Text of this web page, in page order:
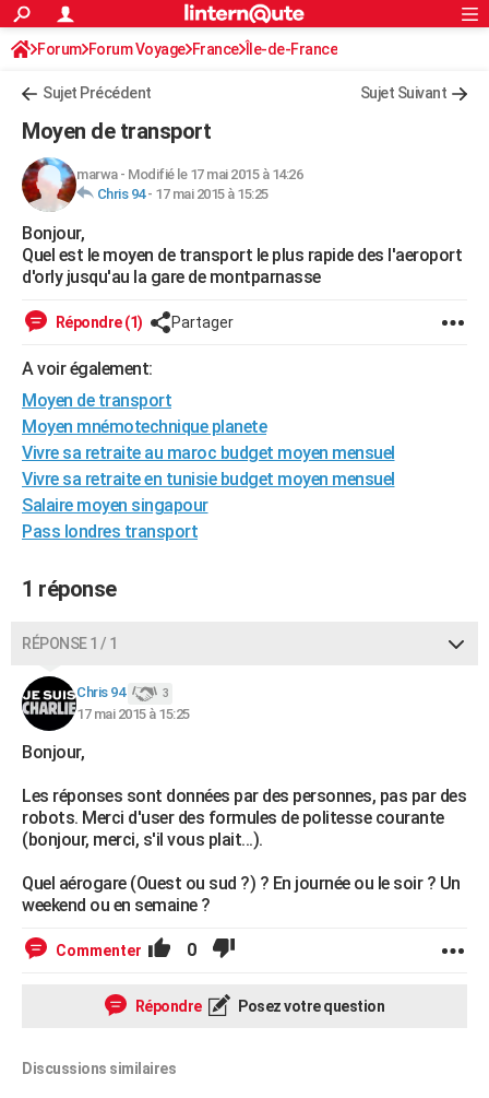
ACTUALITÉS
Politique
Société
Faits Divers
Education
Monde
Villes
+
FINANCE
Retraite
Impôts
Epargne
Immobilier
Risques naturels par ville
Banque
Assurance
Crédit
AUTO
Essais
Réserver un essai
Citadines
Berlines
SUV
Forum auto
+HIGH-TECH
Mobiles
Meilleur smartphone
Internet
Ordinateurs
Jeux vidéo
Guide high-tech
+
Forum
Aménagement intérieur
Extérieur
Cuisine
Salle de bains
Jardinage
Rangement
WEEK-END
Guides de France
Escapades
Patrimoine
Expositions
Musées
Week-end nature
+LIFESTYLE
Art de vivre
Bien-être
Loisirs
Mode
Modes de vie
SANTE
Alimentation
Guide de la santé
Maladies
Médicaments
Sommeil
VOYAGE
Destinations
City break
Voyage nature
Voyage de noces
Forum
Climat
+PHOTO
BONS PLANS
CARTE DE VOEUX
Carte de Noël
Carte Bonne année
Carte Saint-Valentin
Carte Pâques
Carte d'anniversaire
DICTIONNAIRE
Dictionnaire
Biographies
Citations
Expressions
Proverbes
S'inscrire
Se connecter
Lycées
Collèges
Primaires
Universités
Entreprises
Service militaire
Avis de recherche
AVIS DE DÉCÈS
Bricolage
Lifestyle
Culture
Sport
Auto
Television
Voyage
Cinema
S'inscrire
Connexion
Forum Forum Voyage France Île-de-France
Sujet Précédent Sujet Suivant
Moyen de transport
marwa- Modifié le 17 mai 2015 à 14:26
Chris 94- 17 mai 2015 à 15:25
Bonjour,
Quel est le moyen de transport le plus rapide des l'aeroport
d'orly jusqu'au la gare de montparnasse
Répondre (1) Partager
A voir également:
Moyen de transport
Moyen mnémotechnique planete
Vivre sa retraite au maroc budget moyen mensuel
Vivre sa retraite en tunisie budget moyen mensuel
Salaire moyen singapour
Pass londres transport
1 réponse
RÉPONSE 1 / 1
Chris 94 3
17 mai 2015 à 15:25
Bonjour,
Les réponses sont données par des personnes, pas par des
robots. Merci d'user des formules de politesse courante
(bonjour, merci, s'il vous plait...).
Quel aérogare (Ouest ou sud ?) ? En journée ou le soir ? Un
weekend ou en semaine ?
Commenter 0
Répondre Posez votre question
Discussions similaires